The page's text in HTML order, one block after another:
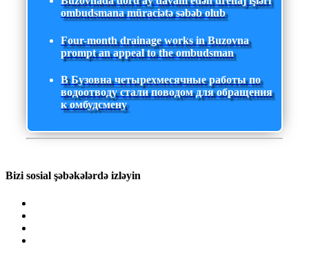
ombudsmana müraciətə səbəb olub
Four-month drainage works in Buzovna
prompt an appeal to the ombudsman
В Бузовна четырехмесячные работы по
водоотводу стали поводом для обращения
к омбудсмену
Bizi sosial şəbəkələrdə izləyin